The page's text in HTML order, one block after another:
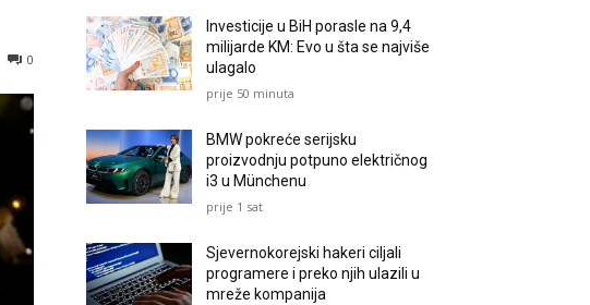
0
Investicije u BiH porasle na 9,4
milijarde KM: Evo u šta se najviše
ulagalo
prije 50 minuta
BMW pokreće serijsku
proizvodnju potpuno električnog
i3 u Münchenu
prije 1 sat
Sjevernokorejski hakeri ciljali
programere i preko njih ulazili u
mreže kompanija